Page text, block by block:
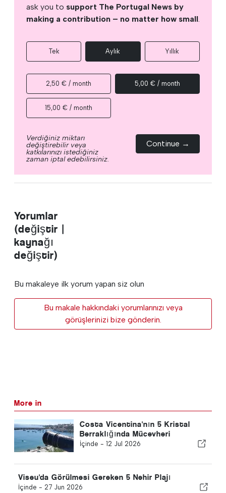
ask you to support The Portugal News by
making a contribution – no matter how small.
Tek Aylık Yıllık
2,50 € / month 5,00 € / month
15,00 € / month
Verdiğiniz miktarı
değiştirebilir veya
katkılarınızı istediğiniz
zaman iptal edebilirsiniz.
Continue →
Yorumlar
(değiştir |
kaynağı
değiştir)
Bu makaleye ilk yorum yapan siz olun
Bu makale hakkındaki yorumlarınızı veya
görüşlerinizi bize gönderin.
More in
Costa Vicentina'nın 5 Kristal
Berraklığında Mücevheri
İçinde - 12 Jul 2026
Viseu'da Görülmesi Gereken 5 Nehir Plajı
İçinde - 27 Jun 2026